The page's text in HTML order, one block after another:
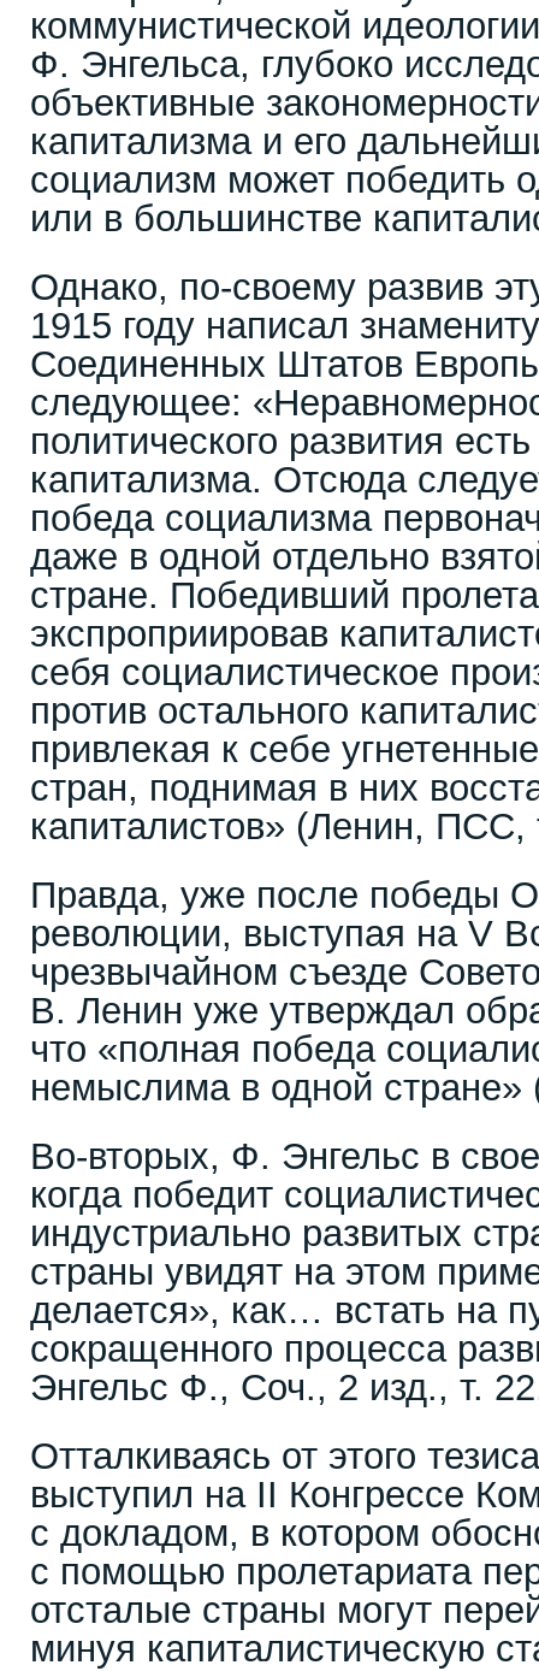
коммунистической
Ф. Энгельса, глубоко
объективные
капитализма и его
социализм может победить
или в большинстве
Однако, по-своему развив
1915 году написал
Соединенных Штатов
следующее:
политического развития
капитализма. Отсюда
победа социализма
даже в одной отдельно
стране. Победивший
экспроприировав
себя социалистическое
против остального
привлекая к себе
стран, поднимая в них
капиталистов» (Ленин, ПСС,
Правда, уже после победы
революции, выступая на V
чрезвычайном съезде
В. Ленин уже утверждал
что «полная победа
немыслима в одной
Во-вторых, Ф. Энгельс в
когда победит
индустриально развитых
страны увидят на этом
делается», как… встать на
сокращенного процесса
Энгельс Ф., Соч., 2 изд., т.
Отталкиваясь от этого
выступил на II Конгрессе
с докладом, в котором
с помощью пролетариата
отсталые страны могут
минуя капиталистическую